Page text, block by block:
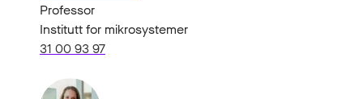
Professor
Institutt for mikrosystemer
31 00 93 97